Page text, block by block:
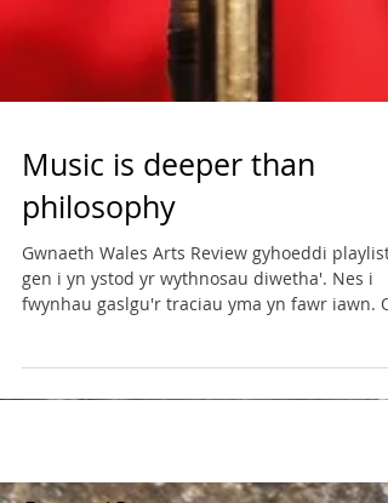
Music is deeper than
philosophy
Gwnaeth Wales Arts Review gyhoeddi playlist
fwynhau gaslgu'r traciau yma yn fawr iawn.
oes...